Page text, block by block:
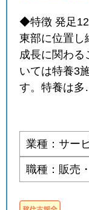
◆特徴 発足
東部に位置し
成長に関わる
いては特養3
す。特養は
業種：サー
職種：販売